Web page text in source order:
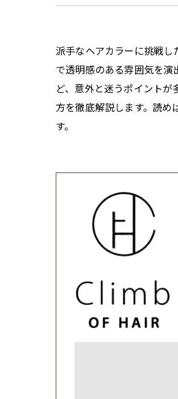
派手なヘアカラーに挑戦し
で透明感のある雰囲気を
ど、意外と迷うポイント
方を徹底解説します。読め
す。